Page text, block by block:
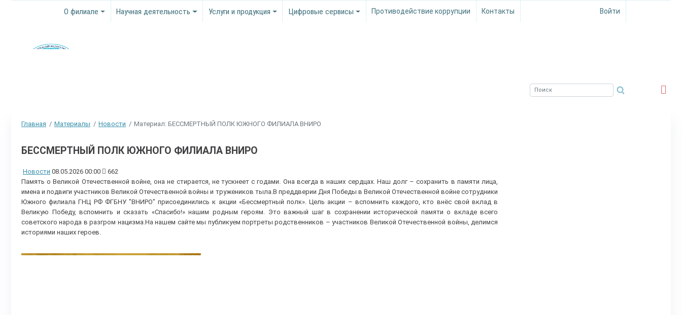
О филиале Научная деятельность Услуги и продукция Цифровые сервисы Противодействие коррупции Контакты Войти
Главная Материалы Новости Материал: БЕССМЕРТНЫЙ ПОЛК ЮЖНОГО ФИЛИАЛА ВНИРО
БЕССМЕРТНЫЙ ПОЛК ЮЖНОГО ФИЛИАЛА ВНИРО
Новости 08.05.2026 00:00
662
Память о Великой Отечественной войне, она не стирается, не тускнеет с годами. Она всегда в наших сердцах. Наш долг – сохранить в памяти лица,
имена и подвиги участников Великой Отечественной войны и тружеников тыла.В преддверии Дня Победы в Великой Отечественной войне сотрудники
Южного филиала ГНЦ РФ ФГБНУ "ВНИРО" присоединились к акции «Бессмертный полк». Цель акции – вспомнить каждого, кто внёс свой вклад в
Великую Победу, вспомнить и сказать «Спасибо!» нашим родным героям. Это важный шаг в сохранении исторической памяти о вкладе всего
советского народа в разгром нацизма.На нашем сайте мы публикуем портреты родственников – участников Великой Отечественной войны, делимся
историями наших героев.